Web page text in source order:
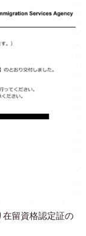
留資格認定証の